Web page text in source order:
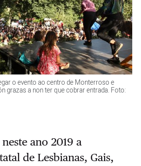
o evento ao centro de Monterroso e
grazas a non ter que cobrar entrada. Foto:
ano 2019 a
de Lesbianas, Gais,